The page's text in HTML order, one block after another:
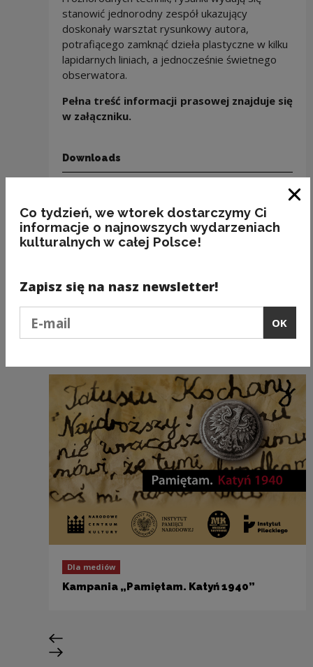
stanowić jednorodny zespół ukazujący
doskonały warsztat rysunkowy autora,
potrafiącego zamknąć dzieła plastyczne w kilku
lapidarnych liniach, a jednocześnie świetnego
obserwatora.
Pełna treść informacji prasowej znajduje się
w załączniku.
Downloads
inf_prasowa 20.09.2021(DOCX 93.76
KB)
Dla mediów
Kampania „Pamiętam. Katyń 1940”
Previous slide
Next slide
Co tydzień, we wtorek dostarczymy Ci
informacje o najnowszych wydarzeniach
kulturalnych w całej Polsce!
Zapisz się na nasz newsletter!
OK